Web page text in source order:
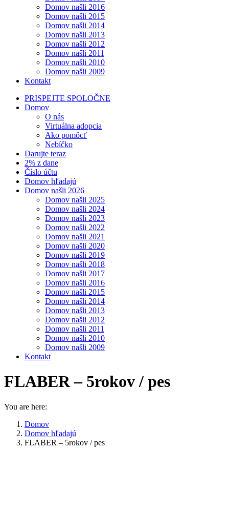
Domov našli 2016
Domov našli 2015
Domov našli 2014
Domov našli 2013
Domov našli 2012
Domov našli 2011
Domov našli 2010
Domov našli 2009
Kontakt
PRISPEJTE SPOLOČNE
Domov
O nás
Virtuálna adopcia
Ako pomôcť
Nebíčko
Darujte teraz
2% z dane
Číslo účtu
Domov hľadajú
Domov našli 2026
Domov našli 2025
Domov našli 2024
Domov našli 2023
Domov našli 2022
Domov našli 2021
Domov našli 2020
Domov našli 2019
Domov našli 2018
Domov našli 2017
Domov našli 2016
Domov našli 2015
Domov našli 2014
Domov našli 2013
Domov našli 2012
Domov našli 2011
Domov našli 2010
Domov našli 2009
Kontakt
FLABER – 5rokov / pes
You are here:
Domov
Domov hľadajú
FLABER – 5rokov / pes